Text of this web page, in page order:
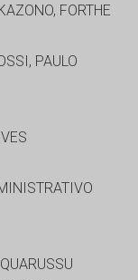
FORTHE
PAULO